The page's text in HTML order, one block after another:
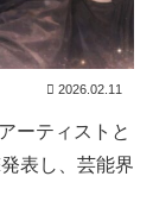
2026.02.11
ーティストと
表し、芸能界